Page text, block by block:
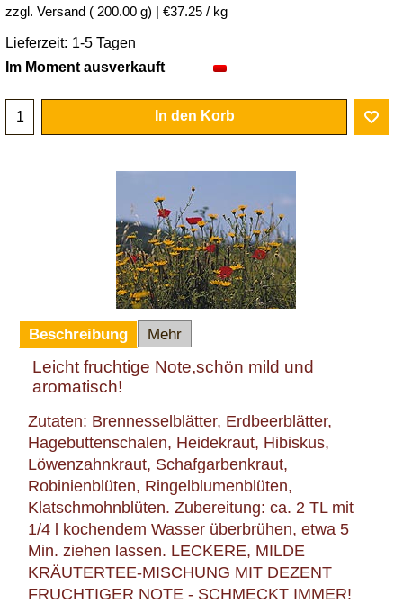
zzgl. Versand
200.00 g €37.25 / kg
Lieferzeit: 1-5 Tagen
Im Moment ausverkauft
In den Korb
Beschreibung Mehr
Leicht fruchtige Note,schön mild und
aromatisch!
Zutaten: Brennesselblätter, Erdbeerblätter,
Hagebuttenschalen, Heidekraut, Hibiskus,
Löwenzahnkraut, Schafgarbenkraut,
Robinienblüten, Ringelblumenblüten,
Klatschmohnblüten. Zubereitung: ca. 2 TL mit
1/4 l kochendem Wasser überbrühen, etwa 5
Min. ziehen lassen. LECKERE, MILDE
KRÄUTERTEE-MISCHUNG MIT DEZENT
FRUCHTIGER NOTE - SCHMECKT IMMER!